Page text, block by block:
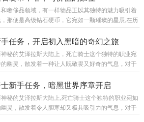
奢侈品领域，有一样物品正以其独特的魅力吸引着
那便是高级钻石硬币，它宛如一颗璀璨的星辰,在历
交织中散发着迷人的光芒。 高级钻石硬币并非普通
是艺术与工艺的完美融合，从外观上看，每一枚高
币都像是一件精心雕琢的艺术品，硬币的主体部分通
质的贵金属制成，如黄金、白银等，这些金属本身就
价值和质感，它们的表面被工匠们运用精妙的工艺
面般的光洁,反射出耀眼的光芒。...
任务，开启初入黑暗的奇幻之旅
秘的艾泽拉斯大陆上，死亡骑士这个独特的职业宛
幽灵，散发着一种让人既敬畏又好奇的气息，对于
这个职业世界的新手来说，死骑新手任务就像是一
启了一段充满挑战与惊喜的奇幻之旅。 当你创建一个
角色，从冰封王座的阴影中苏醒的那一刻起，新手任
拉开了帷幕，首先映入眼帘的是那阴森恐怖的场景，
冰冷的雾气，荒芜的大地，残败的建筑，仿佛都在
新手任务，暗黑世界序章开启
秘的艾泽拉斯大陆上,死亡骑士这个独特的职业宛如
灵，散发着令人胆寒却又极具吸引力的气息，对于
说，死亡骑士的新手任务线就像是一扇通往黑暗力